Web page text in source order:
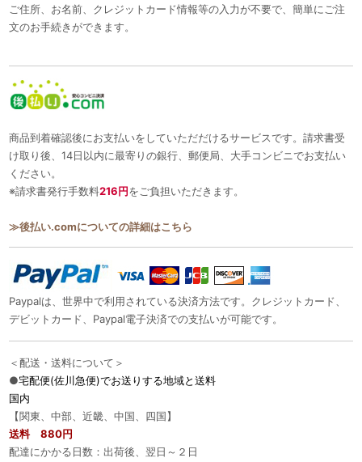
ご住所、お名前、クレジットカード情報等の入力が不要で、簡単にご注
文のお手続きができます。
商品到着確認後にお支払いをしていただだけるサービスです。請求書受
け取り後、14日以内に最寄りの銀行、郵便局、大手コンビニでお支払い
ください。
※請求書発行手数料216円をご負担いただきます。
≫後払い.comについての詳細はこちら
Paypalは、世界中で利用されている決済方法です。クレジットカード、
デビットカード、Paypal電子決済での支払いが可能です。
＜配送・送料について＞
●宅配便(佐川急便)でお送りする地域と送料
国内
【関東、中部、近畿、中国、四国】
送料 880円
配達にかかる日数：出荷後、翌日～２日